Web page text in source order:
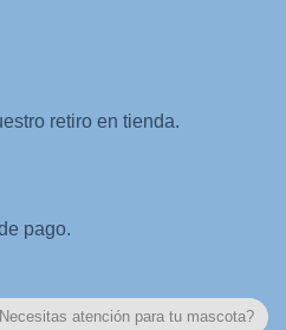
retiro en tienda.
pago.
Aplicaciones Web
atención para tu mascota?